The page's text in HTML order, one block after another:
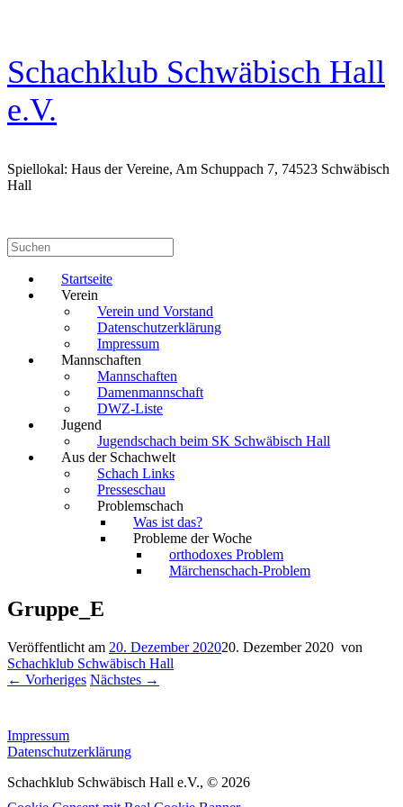
Schachklub Schwäbisch Hall
e.V.
Spiellokal: Haus der Vereine, Am Schuppach 7, 74523 Schwäbisch
Hall
Suchen
nach:
Startseite
Verein
Verein und Vorstand
Datenschutzerklärung
Impressum
Mannschaften
Mannschaften
Damenmannschaft
DWZ-Liste
Jugend
Jugendschach beim SK Schwäbisch Hall
Aus der Schachwelt
Schach Links
Presseschau
Problemschach
Was ist das?
Probleme der Woche
orthodoxes Problem
Märchenschach-Problem
Gruppe_E
Veröffentlicht am 20. Dezember 202020. Dezember 2020 von
Schachklub Schwäbisch Hall
← Vorheriges Nächstes →
Impressum
Datenschutzerklärung
Schachklub Schwäbisch Hall e.V., © 2026